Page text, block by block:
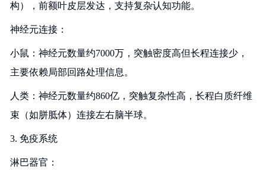
构），前额叶皮层发达，支持复杂认知功能。
神经元连接：
小鼠：神经元数量约7000万，突触密度高但长程连接少，
主要依赖局部回路处理信息。
人类：神经元数量约860亿，突触复杂性高，长程白质纤维
束（如胼胝体）连接左右脑半球。
3. 免疫系统
淋巴器官：